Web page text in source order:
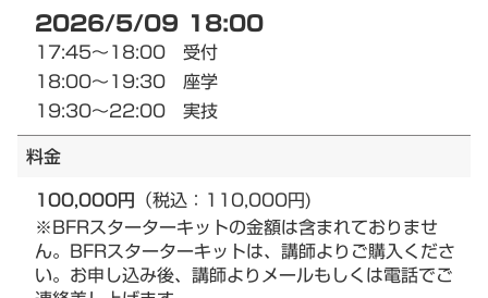
2026/5/09 18:00
17:45～18:00 受付
18:00～19:30 座学
19:30～22:00 実技
料金
100,000円 （税込：110,000円)
※BFRスターターキットの金額は含まれておりませ
ん。BFRスターターキットは、講師よりご購入くださ
い。お申し込み後、講師よりメールもしくは電話でご